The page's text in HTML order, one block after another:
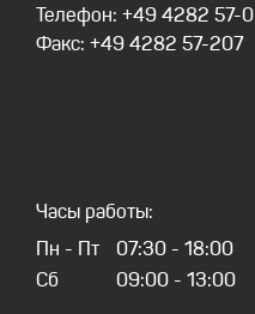
Телефон: +49 4282 57-0
Факс: +49 4282 57-207
Часы работы:
Пн - Пт
Сб
07:30 - 18:00
09:00 - 13:00